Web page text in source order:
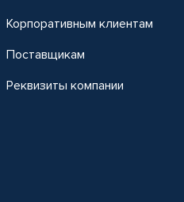
Корпоративным клиентам
Поставщикам
Реквизиты компании